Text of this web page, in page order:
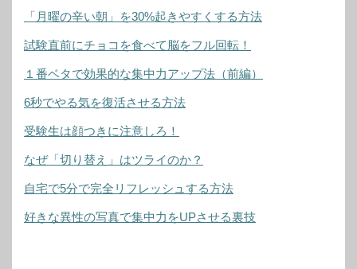
「月曜の辛い朝」を30%起きやすくする方法
試験直前にチョコを食べて脳をフル回転！
１番ベタで効果的な集中力アップ法（前編）
6秒でやる気を復活させる方法
受験生は顔つきに注意しろ！
なぜ「切り替え」はツライのか？
自宅で5分で完全リフレッシュする方法
好きな異性の写真で集中力をUPさせる裏技